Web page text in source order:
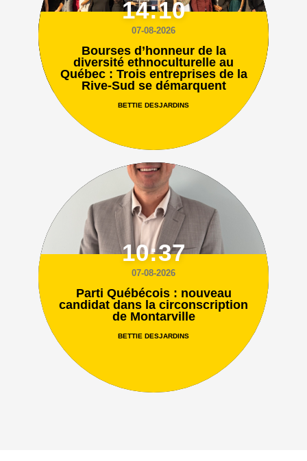
14:10
07-08-2026
Bourses d’honneur de la
diversité ethnoculturelle au
Québec : Trois entreprises de la
Rive-Sud se démarquent
BETTIE DESJARDINS
10:37
07-08-2026
Parti Québécois : nouveau
candidat dans la circonscription
de Montarville
BETTIE DESJARDINS